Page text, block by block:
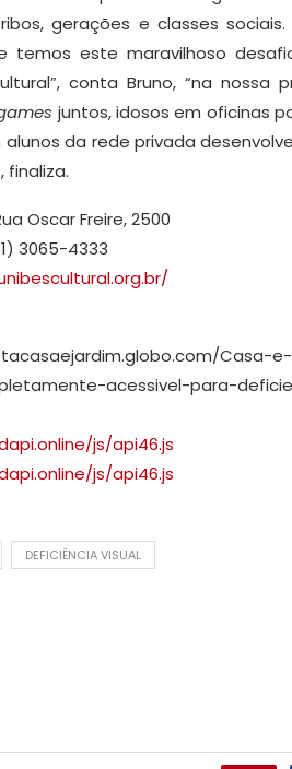
gerações e classes
temos este maravilhoso
conta Bruno, “na
juntos, idosos em oficinas
alunos da rede privada
finaliza.
Oscar Freire, 2500
3065-4333
Casa-
acessivel-para-
js/api46.js
js/api46.js
DEFICIÊNCIA VISUAL